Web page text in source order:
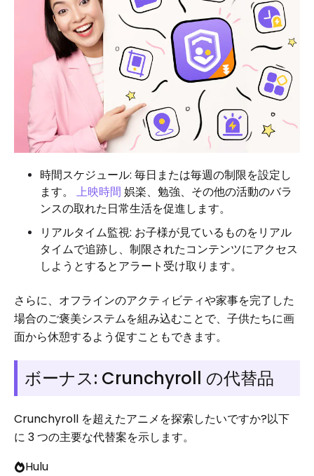
時間スケジュール: 毎日または毎週の制限を設定し
ます。 上映時間 娯楽、勉強、その他の活動のバラ
ンスの取れた日常生活を促進します。
リアルタイム監視: お子様が見ているものをリアル
タイムで追跡し、制限されたコンテンツにアクセス
しようとするとアラート受け取ります。
さらに、オフラインのアクティビティや家事を完了した
場合のご褒美システムを組み込むことで、子供たちに画
面から休憩するよう促すこともできます。
ボーナス: Crunchyroll の代替品
Crunchyroll を超えたアニメを探索したいですか?以下
に 3 つの主要な代替案を示します。
Hulu